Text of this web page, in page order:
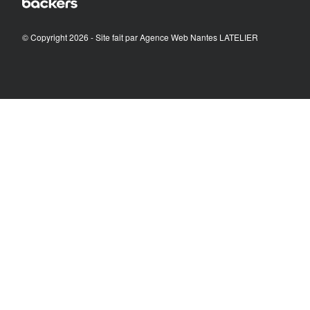
© Copyright 2026 - Site fait parAgence Web Nantes LATELIER